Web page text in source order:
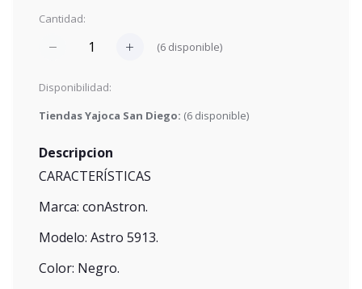
Cantidad:
(6 disponible)
Disponibilidad:
Tiendas Yajoca San Diego: (6 disponible)
Descripcion
CARACTERÍSTICAS
Marca: conAstron.
Modelo: Astro 5913.
Color: Negro.